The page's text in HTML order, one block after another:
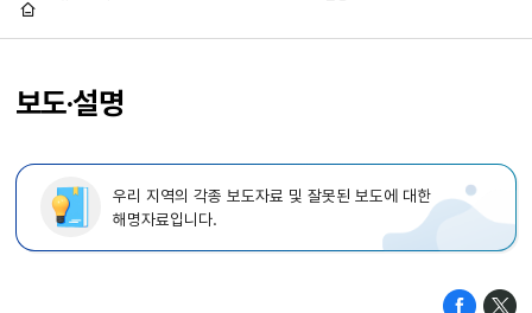
보도·설명
우리 지역의 각종 보도자료 및 잘못된 보도에 대한
해명자료입니다.